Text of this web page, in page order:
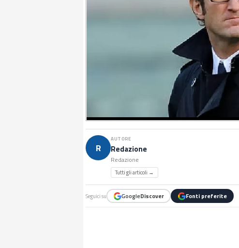
R
AUTORE
Redazione
Redazione
Tutti gli articoli →
Seguici su GoogleDiscover Fonti preferite